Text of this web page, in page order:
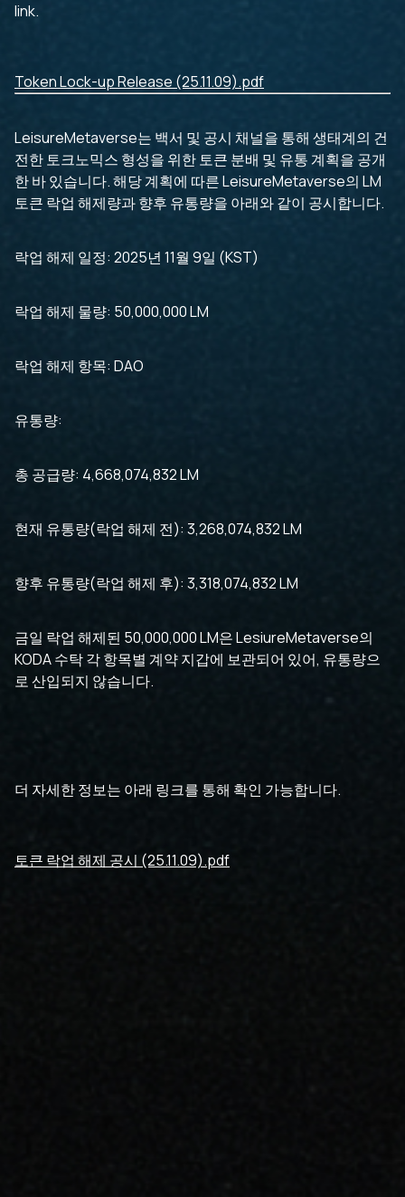
link.
Token Lock-up Release (25.11.09).pdf
LeisureMetaverse는 백서 및 공시 채널을 통해 생태계의 건
전한 토크노믹스 형성을 위한 토큰 분배 및 유통 계획을 공개
한 바 있습니다. 해당 계획에 따른 LeisureMetaverse의 LM
토큰 락업 해제량과 향후 유통량을 아래와 같이 공시합니다.
락업 해제 일정: 2025년 11월 9일 (KST)
락업 해제 물량: 50,000,000 LM
락업 해제 항목: DAO
유통량:
총 공급량: 4,668,074,832 LM
현재 유통량(락업 해제 전): 3,268,074,832 LM
향후 유통량(락업 해제 후): 3,318,074,832 LM
금일 락업 해제된 50,000,000 LM은 LesiureMetaverse의
KODA 수탁 각 항목별 계약 지갑에 보관되어 있어, 유통량으
로 산입되지 않습니다.
더 자세한 정보는 아래 링크를 통해 확인 가능합니다.
토큰 락업 해제 공시 (25.11.09).pdf